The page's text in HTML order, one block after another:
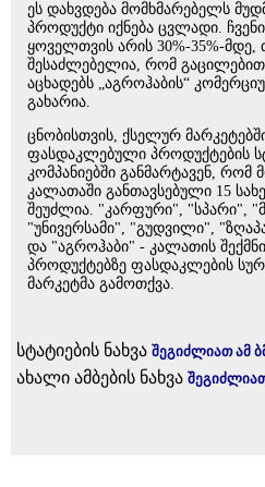
ეს დახვდება მომხმარებელს
პროდუქტი იქნება ცვლადი.
ყოველთვის არის 30%-35%-მდე,
შესაძლებელია, რომ
აცხადებს „აგროჰაბის“
გახარია.
ცნობისთვის, ქსელურ
ფასდაკლებული პროდუქტების
კომპანიებში განმარტავენ,
კალათაში განთავსებული 15
შეუძლია. "კარფური", "სპარი",
"უნივერსამი", "გუდვილი",
და "აგროჰაბი" - კალათის
პროდუქტებზე ფასდაკლების
მარკეტმა გამოთქვა.
სტატიების ნახვა შეგიძლიათ ამ
ახალი ამბების ნახვა